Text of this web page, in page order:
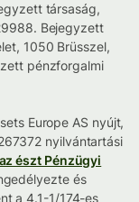
társaság,
Bejegyzett
1050 Brüsszel,
pénzforgalmi
Europe AS nyújt,
nyilvántartási
az észt Pénzügyi
és
a 4.1-1/174-es